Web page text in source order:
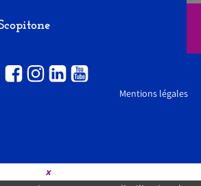
Mentions légales
×